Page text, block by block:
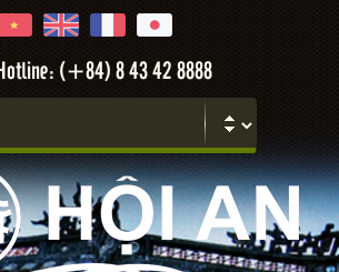
Hotline: (+84) 8 43 42 8888